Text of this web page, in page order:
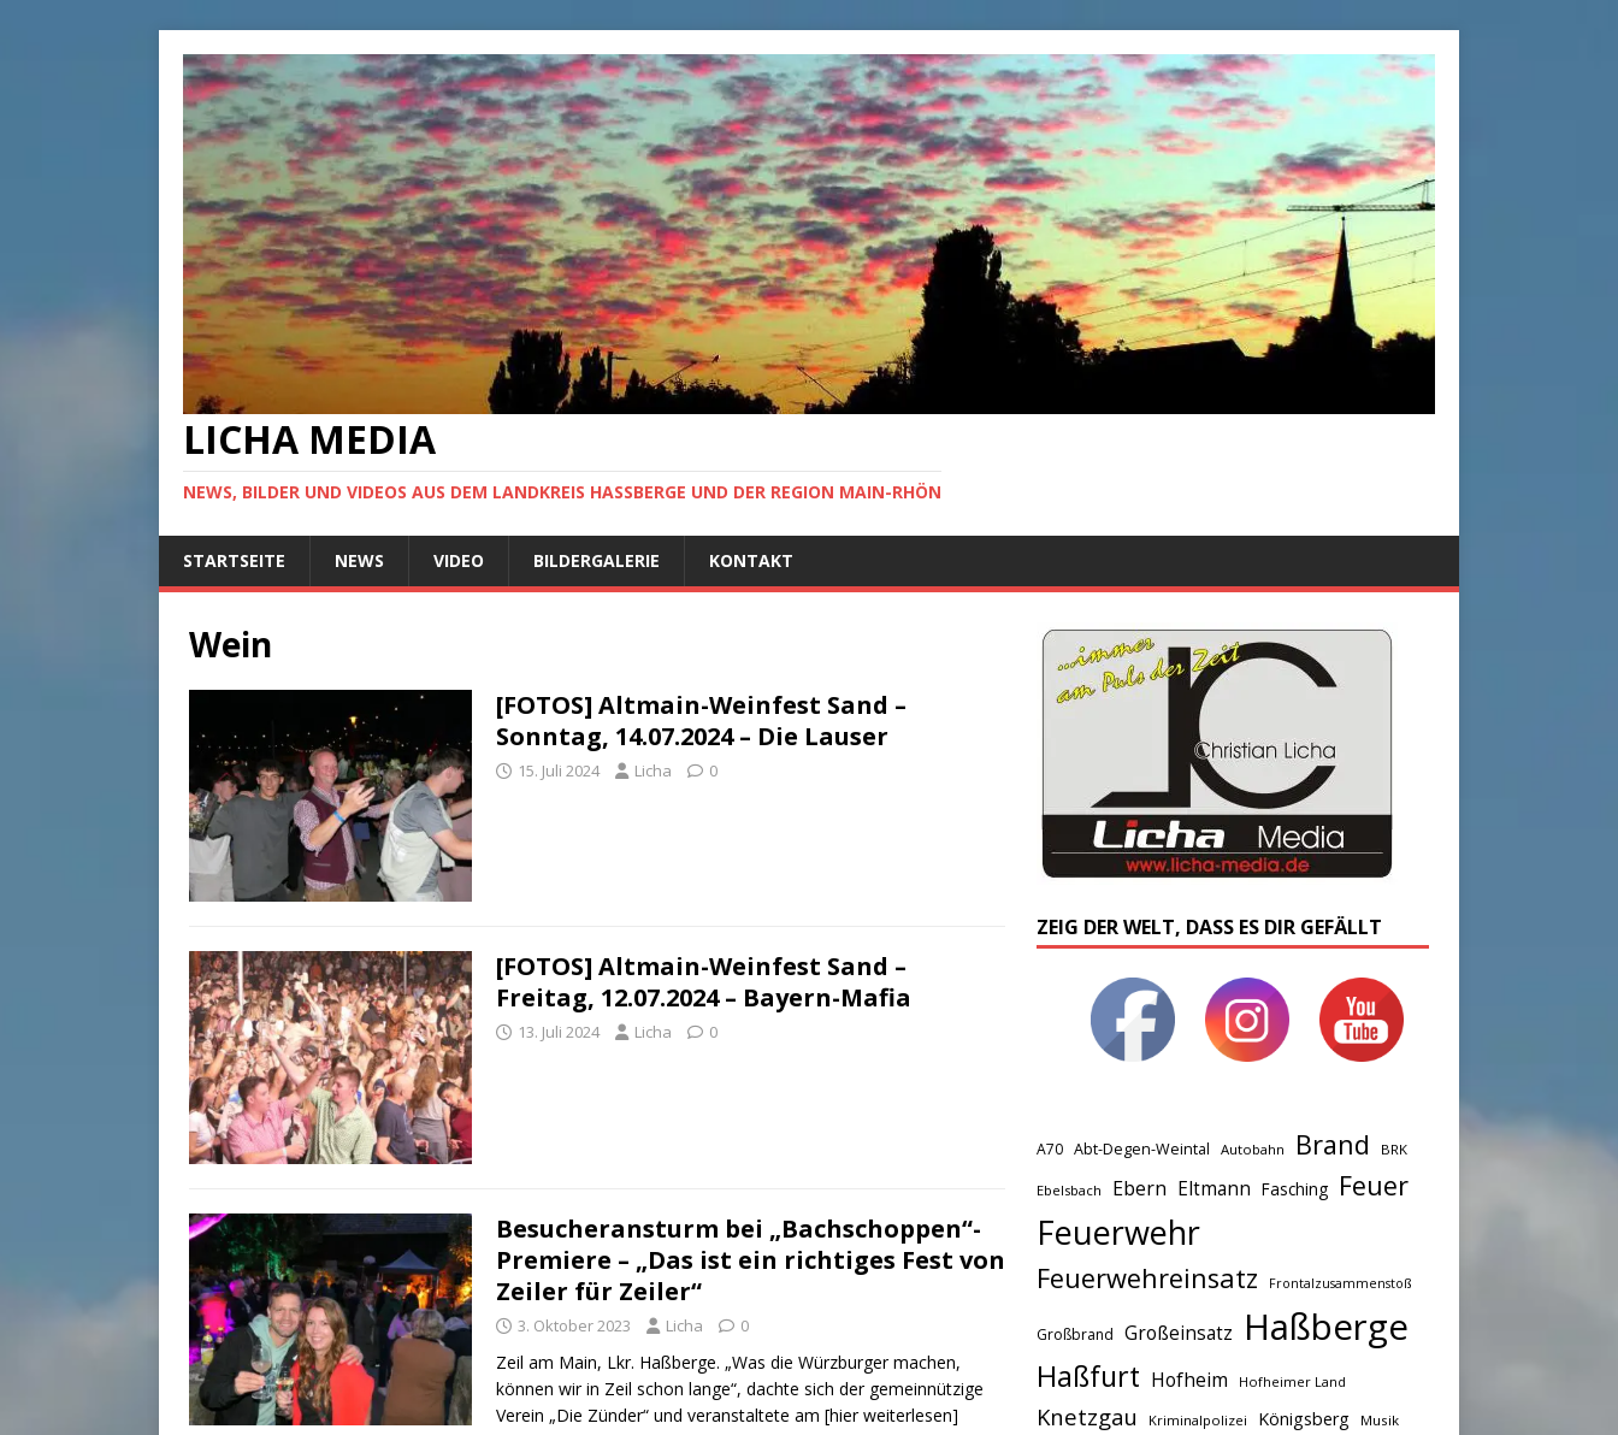
LICHA MEDIA
NEWS, BILDER UND VIDEOS AUS DEM LANDKREIS HASSBERGE UND DER REGION MAIN-RHÖN
STARTSEITE NEWS VIDEO BILDERGALERIE KONTAKT
Wein
[FOTOS] Altmain-Weinfest Sand –
Sonntag, 14.07.2024 – Die Lauser
15. Juli 2024 Licha 0
[FOTOS] Altmain-Weinfest Sand –
Freitag, 12.07.2024 – Bayern-Mafia
13. Juli 2024 Licha 0
Besucheransturm bei „Bachschoppen“-
Premiere – „Das ist ein richtiges Fest von
Zeiler für Zeiler“
3. Oktober 2023 Licha 0
Zeil am Main, Lkr. Haßberge. „Was die Würzburger machen,
können wir in Zeil schon lange“, dachte sich der gemeinnützige
Verein „Die Zünder“ und veranstaltete am [hier weiterlesen]
ZEIG DER WELT, DASS ES DIR GEFÄLLT
A70 Abt-Degen-Weintal Autobahn Brand BRK
Ebelsbach Ebern Eltmann Fasching Feuer
Feuerwehr
Feuerwehreinsatz Frontalzusammenstoß
Großbrand Großeinsatz Haßberge
Haßfurt Hofheim Hofheimer Land
Knetzgau Kriminalpolizei Königsberg Musik